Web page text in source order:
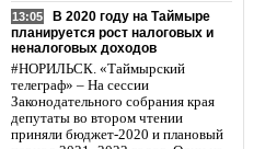
13:05
В 2020 году на Таймыре
планируется рост налоговых и
неналоговых доходов
#НОРИЛЬСК. «Таймырский
телеграф» – На сессии
Законодательного собрания края
депутаты во втором чтении
приняли бюджет-2020 и плановый